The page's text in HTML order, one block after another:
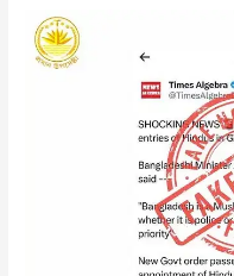
এবার
হিন্দুদের
চাকরি